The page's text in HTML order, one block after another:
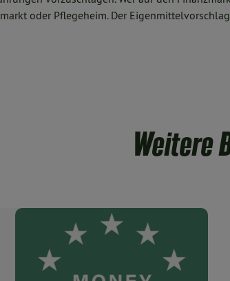
oder Pflegeheim. Der
Weitere